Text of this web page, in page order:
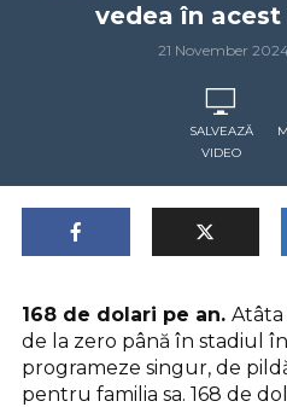
vedea în
21 November
SALVEAZĂ
VIDEO
168 de dolari pe an. Atâta
de la zero până în stadiul
programeze singur, de
pentru familia sa. 168 de